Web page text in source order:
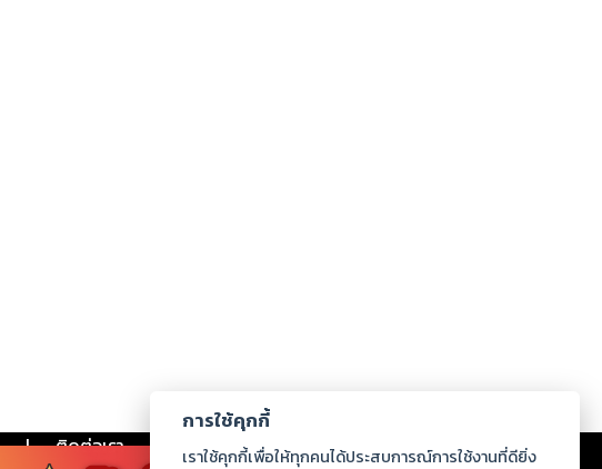
| ติดต่อเรา ร่วมงานกับเรา ดาวน์โหลด
การใช้คุกกี้
เราใช้คุกกี้เพื่อให้ทุกคนได้ประสบการณ์การใช้งานที่ดียิ่ง